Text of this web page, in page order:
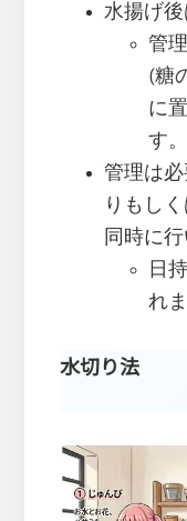
水揚げ後
管
(糖
に
す。
管理は必
りもし
同時に行
日
れ
水切り法